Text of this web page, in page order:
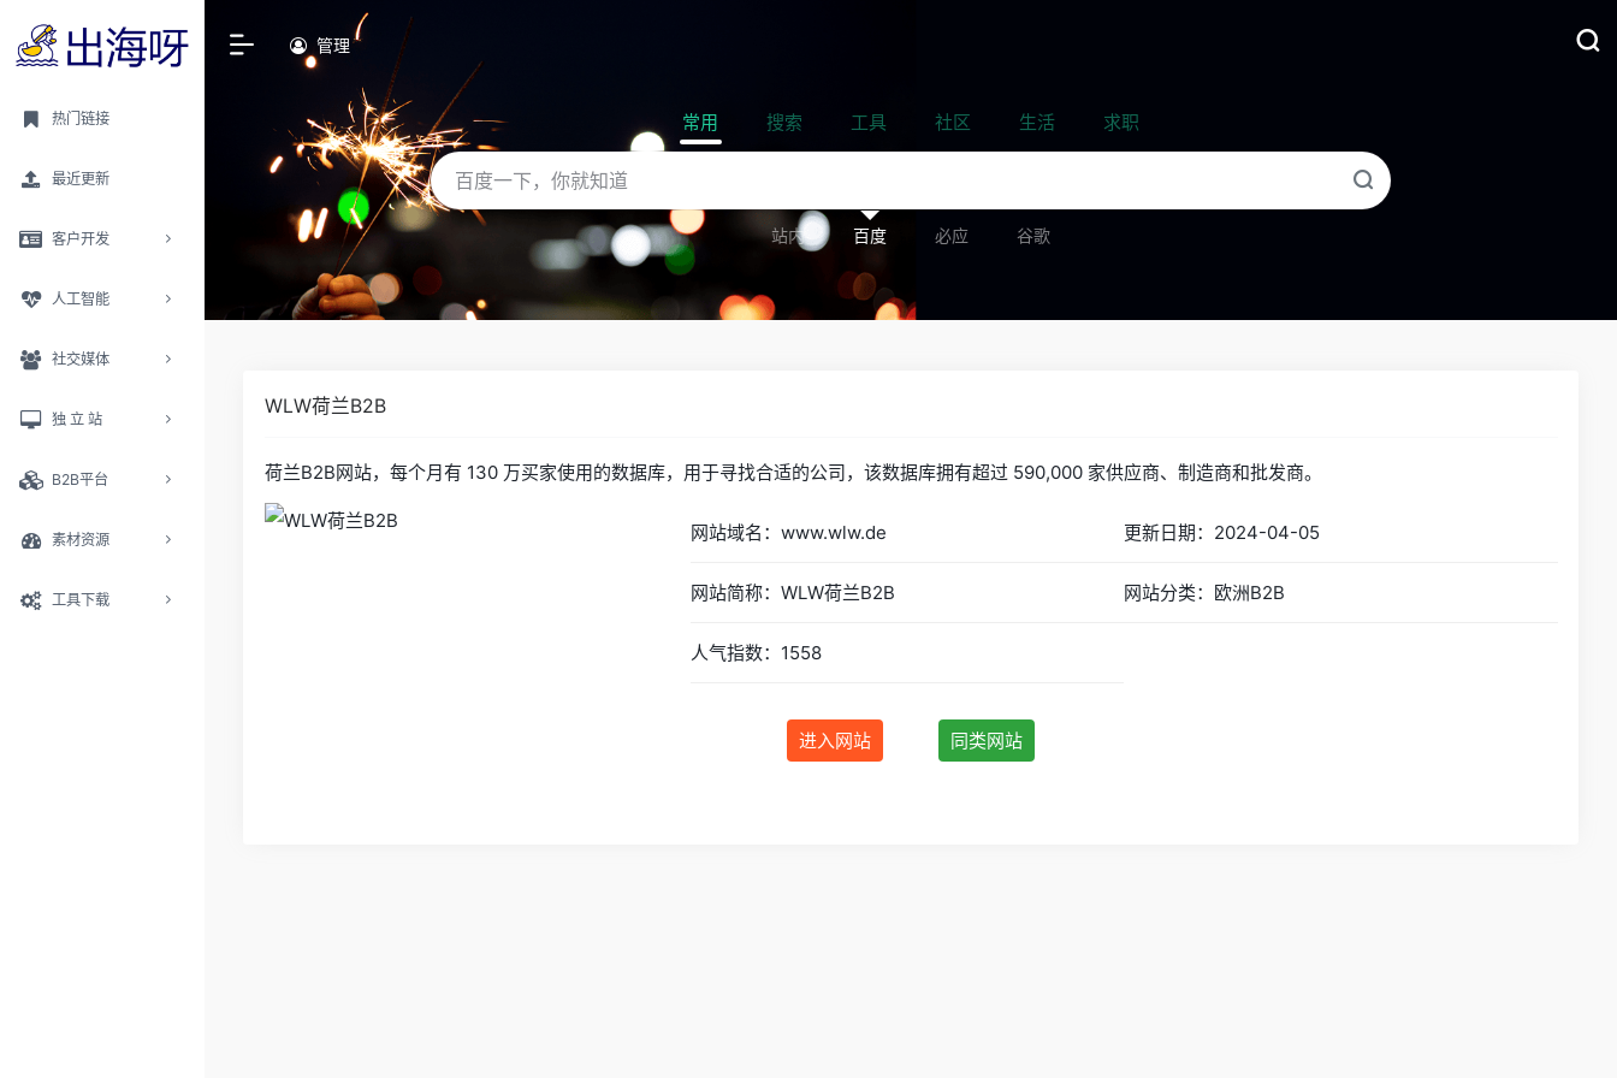
热门链接
最近更新
客户开发
人工智能
社交媒体
独 立 站
B2B平台
素材资源
工具下载
管理
常用 搜索 工具 社区 生活 求职
站内 百度 必应 谷歌
WLW荷兰B2B
荷兰B2B网站，每个月有 130 万买家使用的数据库，用于寻找合适的公司，该数据库拥有超过 590,000 家供应商、制造商和批发商。
网站域名：www.wlw.de 更新日期：2024-04-05
网站简称：WLW荷兰B2B 网站分类：欧洲B2B
人气指数：1558
进入网站 同类网站